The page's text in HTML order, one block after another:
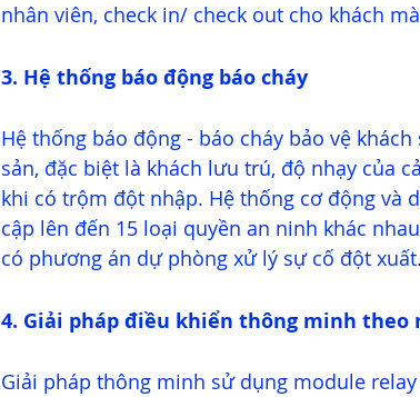
nhân viên, check in/ check out cho khách
3. Hệ thống báo động báo cháy
Hệ thống báo động - báo cháy bảo vệ
sản, đặc biệt là khách lưu trú, độ nhạy của
khi có trộm đột nhập. Hệ thống cơ động và
cập lên đến 15 loại quyền an ninh khác
có phương án dự phòng xử lý sự cố đột xuất.
4. Giải pháp điều khiển thông minh
Giải pháp thông minh sử dụng module